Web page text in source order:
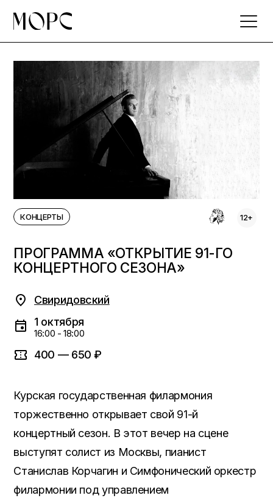
the
КОНЦЕРТЫ 12+
ПРОГРАММА «ОТКРЫТИЕ 91-ГО
КОНЦЕРТНОГО СЕЗОНА»
Свиридовский
1 октября
16:00 - 18:00
400 — 650 ₽
Курская государственная филармония
торжественно открывает свой 91-й
концертный сезон. В этот вечер на сцене
выступят солист из Москвы, пианист
Станислав Корчагин и Симфонический оркестр
филармонии под управлением